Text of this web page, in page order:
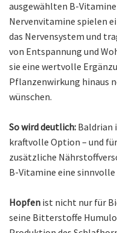
ausgewählten B-
Nervenvitamine spielen
das Nervensystem und
von Entspannung und
sie eine wertvolle
Pflanzenwirkung hinaus
wünschen.
So wird deutlich: Baldrian
kraftvolle Option – und
zusätzliche
B-Vitamine eine sinnvolle
Hopfen ist nicht nur für
seine Bitterstoffe